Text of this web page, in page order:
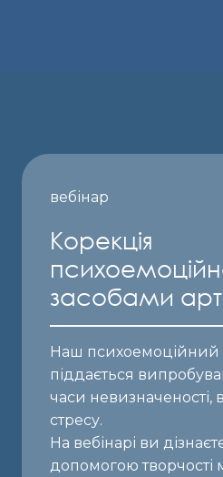
вебінар
Корекція
засобами арт-
Наш психоемоційний
піддається
часи невизначеності,
стресу.
На вебінарі ви
допомогою творчості